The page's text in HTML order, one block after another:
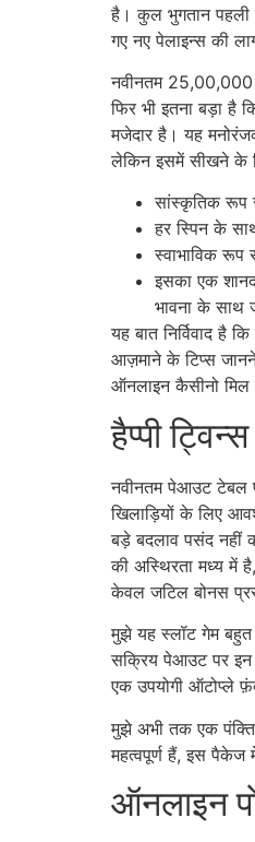
है। कुल भुगतान पहली
गए नए पेलाइन्स की
नवीनतम 25,00,000
फिर भी इतना बड़ा
मजेदार है। यह
लेकिन इसमें सीखने के
सांस्कृतिक रूप
हर स्पिन के
स्वाभाविक
इसका एक
भावना के साथ
यह बात निर्विवाद
आज़माने के टिप्स
ऑनलाइन कैसीनो मिल
हैप्पी
नवीनतम पेआउट टेबल
खिलाड़ियों के लिए
बड़े बदलाव पसंद नहीं
की अस्थिरता मध्य में
केवल जटिल बोनस
मुझे यह स्लॉट गेम
सक्रिय पेआउट पर इन
एक उपयोगी ऑटोप्ले
मुझे अभी तक एक
महत्वपूर्ण हैं, इस पैकेज
ऑनलाइन